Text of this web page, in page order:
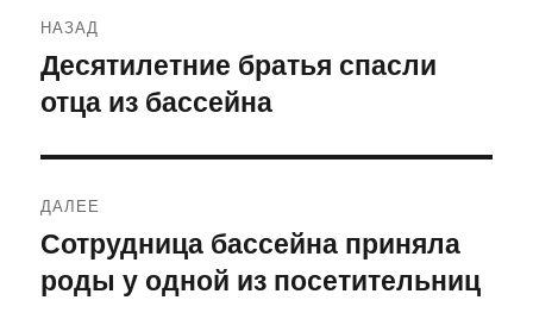
по
записям
НАЗАД
Предыдущая
запись:
Десятилетние братья спасли
отца из бассейна
ДАЛЕЕ
Следующая
запись:
Сотрудница бассейна приняла
роды у одной из посетительниц